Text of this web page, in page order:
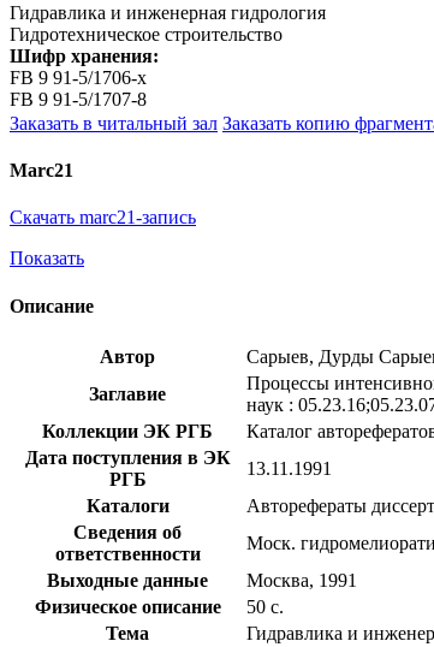
Гидравлика и инженерная гидрология
Гидротехническое строительство
Шифр хранения:
FB 9 91-5/1706-x
FB 9 91-5/1707-8
Заказать в читальный зал Заказать копию
Marc21
Скачать marc21-запись
Показать
Описание
Автор
Сарыев, Дурды
Заглавие
Процессы
наук :
Коллекции ЭК РГБ
Каталог
Дата поступления в ЭК
РГБ
13.11.1991
Каталоги
Авторефераты
Сведения об
ответственности
Моск.
Выходные данные
Москва, 1991
Физическое описание
50 с.
Тема
Гидравлика и